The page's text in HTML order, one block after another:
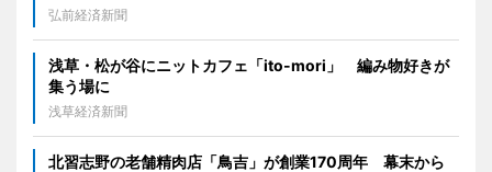
弘前経済新聞
浅草・松が谷にニットカフェ「ito-mori」 編み物好きが
集う場に
浅草経済新聞
北習志野の老舗精肉店「鳥吉」が創業170周年 幕末から